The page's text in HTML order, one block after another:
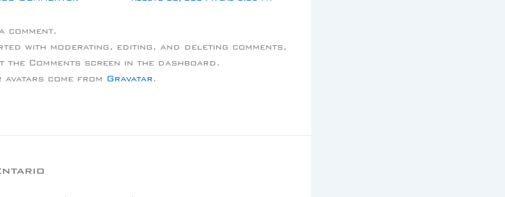
comment.
with moderating, editing, and deleting comments,
the Comments screen in the dashboard.
avatars come from Gravatar.